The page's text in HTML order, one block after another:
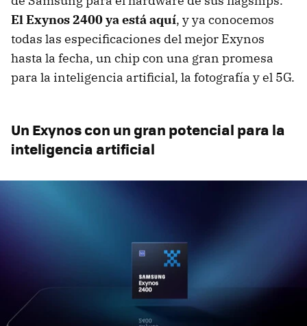
El Exynos 2400 ya está aquí, y ya conocemos
todas las especificaciones del mejor Exynos
hasta la fecha, un chip con una gran promesa
para la inteligencia artificial, la fotografía y el 5G.
Un Exynos con un gran potencial para la
inteligencia artificial